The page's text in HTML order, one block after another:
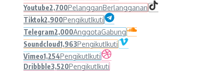
Youtube2,700PelangganBerlangganan
Tiktok2,900PengikutIkuti
Telegram2,000AnggotaGabung
Soundcloud1,963PengikutIkuti
Vimeo1,254PengikutIkuti
Dribbble3,520PengikutIkuti